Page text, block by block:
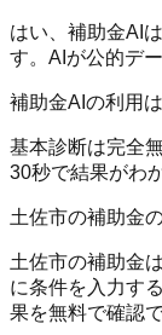
はい、補助金AI
す。AIが公的デ
補助金AIの利用
基本診断は完全
30秒で結果がわ
土佐市の補助金
土佐市の補助金
に条件を入力す
果を無料で確認